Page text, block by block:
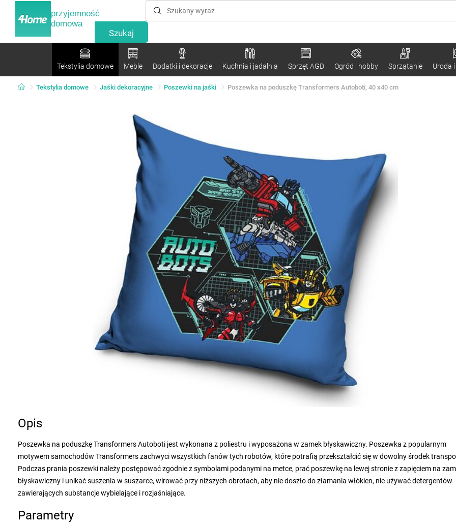
przyjemność
domowa
Tekstylia domowe Meble Dodatki i dekoracje Kuchnia i jadalnia Sprzęt AGD Ogród i hobby Sprzątanie Uroda
Tekstylia domowe Jaśki dekoracyjne Poszewki na jaśki Poszewka na poduszkę Transformers Autoboti, 40 x40 cm
Opis
Poszewka na poduszkę Transformers Autoboti jest wykonana z poliestru i wyposażona w zamek błyskawiczny. Poszewka z popularnym
motywem samochodów Transformers zachwyci wszystkich fanów tych robotów, które potrafią przekształcić się w dowolny środek
Podczas prania poszewki należy postępować zgodnie z symbolami podanymi na metce, prać poszewkę na lewej stronie z zapięciem na
błyskawiczny i unikać suszenia w suszarce, wirować przy niższych obrotach, aby nie doszło do złamania włókien, nie używać detergentów
zawierających substancje wybielające i rozjaśniające.
Parametry